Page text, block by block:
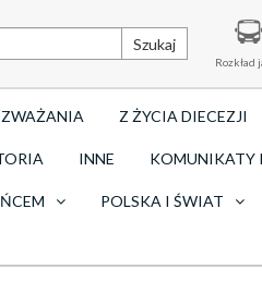
Szukaj
Rozkład
Z ŻYCIA DIECEZJI
INNE KOMUNIKATY
POLSKA I ŚWIAT